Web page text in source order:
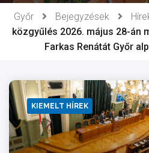
Győr Bejegyzések
közgyűlés 2026. május 28-án
Farkas Renátát Győr
KIEMELT HÍREK